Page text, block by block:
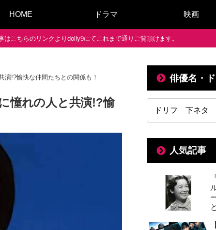
HOME ドラマ 映画
こちらのリンクよりdolly9にてこれまで通りご覧頂けます。
演!?愉快な仲間たちとの関係も！
憧れの人と共演!?愉
俳優名・
人気記事